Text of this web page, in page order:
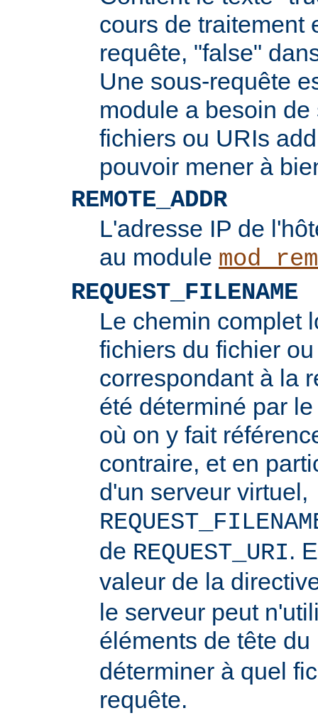
cours de traitement
requête, "false"
Une sous-requête
module a besoin
fichiers ou URIs
pouvoir mener à
REMOTE_ADDR
L'adresse IP de
au module
REQUEST_FILENAME
Le chemin complet
fichiers du fichier
correspondant à la
été déterminé par
où on y fait
contraire, et en
d'un serveur virtuel,
de REQUEST_URI.
valeur de la
le serveur peut
éléments de tête du
déterminer à quel
requête.